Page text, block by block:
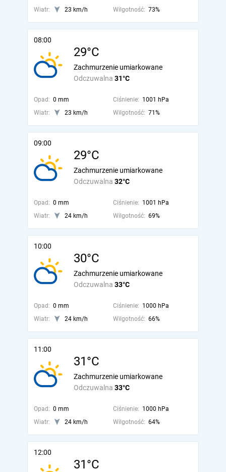
Wiatr: 23 km/h Wilgotność: 73%
08:00
29°C
Odczuwalna 31°C
Zachmurzenie umiarkowane
Opad: 0 mm Ciśnienie: 1001 hPa
Wiatr:
23 km/h Wilgotność: 71%
09:00
29°C
Odczuwalna 32°C
Zachmurzenie umiarkowane
Opad: 0 mm Ciśnienie: 1001 hPa
Wiatr:
24 km/h Wilgotność: 69%
10:00
30°C
Odczuwalna 33°C
Zachmurzenie umiarkowane
Opad: 0 mm Ciśnienie: 1000 hPa
Wiatr:
24 km/h Wilgotność: 66%
11:00
31°C
Odczuwalna 33°C
Zachmurzenie umiarkowane
Opad: 0 mm Ciśnienie: 1000 hPa
Wiatr:
24 km/h Wilgotność: 64%
12:00
31°C